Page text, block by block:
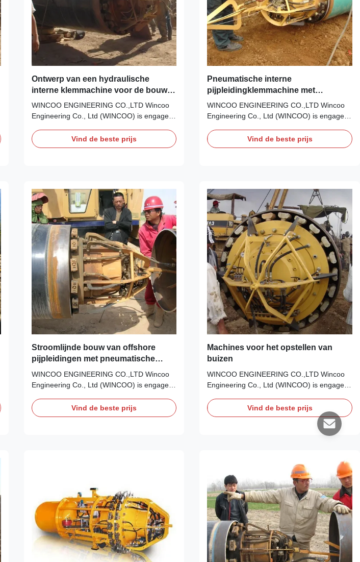
Ontwerp van een hydraulische
interne klemmachine voor de bouw
van pijpleidingen op de bouwplaats
WINCOO ENGINEERING CO.,LTD Wincoo
Engineering Co., Ltd (WINCOO) is engaged
solutions/equipment for client, fabricators,
EPC/C companies on pipe fabrication, tank
Vind de beste prijs
Pneumatische interne
pijpleidingklemmachine met
duurzame constructie
WINCOO ENGINEERING CO.,LTD Wincoo
Engineering Co., Ltd (WINCOO) is engaged
solutions/equipment for client, fabricators,
EPC/C companies on pipe fabrication, tank
Vind de beste prijs
Stroomlijnde bouw van offshore
pijpleidingen met pneumatische
interne klemmachine
WINCOO ENGINEERING CO.,LTD Wincoo
Engineering Co., Ltd (WINCOO) is engaged
solutions/equipment for client, fabricators,
EPC/C companies on pipe fabrication, tank
Vind de beste prijs
Machines voor het opstellen van
buizen
WINCOO ENGINEERING CO.,LTD Wincoo
Engineering Co., Ltd (WINCOO) is engaged
solutions/equipment for client, fabricators,
EPC/C companies on pipe fabrication, tank
construction, pipeline construction, industrial
production lines, clean energy project and
Vind de beste prijs